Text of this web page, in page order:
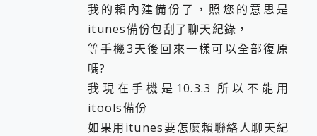
我的賴內建備份了，照您的意思是
itunes備份包刮了聊天紀錄，
等手機3天後回來一樣可以全部復原
嗎?
我現在手機是10.3.3 所以不能用
itools備份
如果用itunes要怎麼賴聯絡人聊天紀